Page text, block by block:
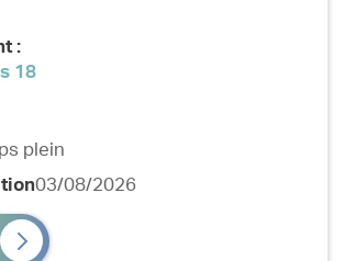
:
18
plein
03/08/2026